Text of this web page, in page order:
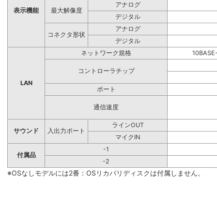
表示機能 最大解像度
アナログ
デジタル
コネクタ形状
アナログ
デジタル
LAN
ネットワーク規格
コントローラチップ
ポート
通信速度
サウンド 入出力ポート
ラインOUT
マイクIN
付属品
-1
-2
※OSなしモデルには2番：OSリカバリディスクは付属しません。